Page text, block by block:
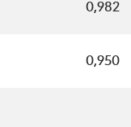
0,982
0,950